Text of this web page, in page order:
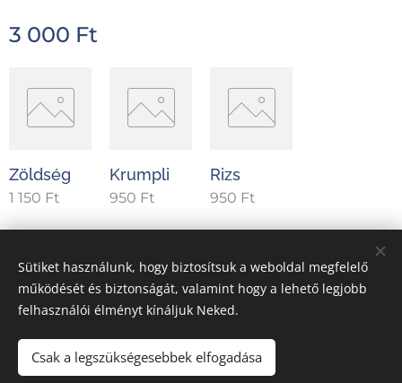
3 000 Ft
Zöldség
1 150 Ft
Krumpli
950 Ft
Rizs
950 Ft
Hellasz Taverna Görög Étterem 5000 Szolnok, Sütő u. 6/a.
A weboldal szerkesztője
Sütik
Sütiket használunk, hogy biztosítsuk a weboldal megfelelő
működését és biztonságát, valamint hogy a lehető legjobb
felhasználói élményt kínáljuk Neked.
Csak a legszükségesebbek elfogadása